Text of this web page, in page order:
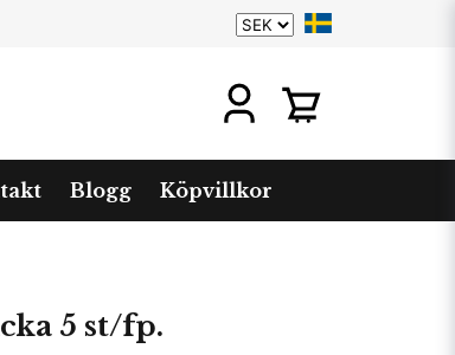
Blogg Köpvillkor
5 st/fp.